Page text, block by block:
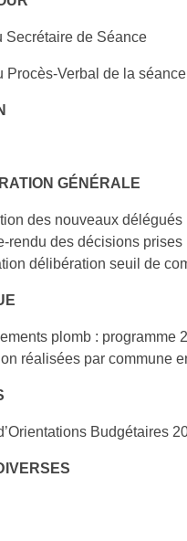
Secrétaire de Séance
Procès-Verbal de la
GÉNÉRALE
des nouveaux délégués
rendu des décisions
délibération seuil de
plomb : programme
réalisées par commune
Budgétaires